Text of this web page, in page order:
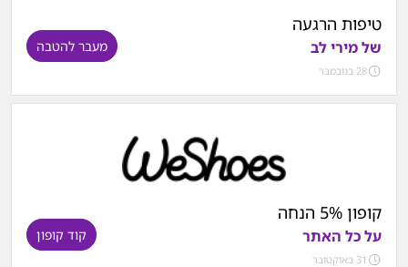
טיפות הרגעה
של מירי לב
28 בנובמבר
מעבר להטבה
קופון 5% הנחה
על כל האתר
31 באוקטובר
קוד קופון